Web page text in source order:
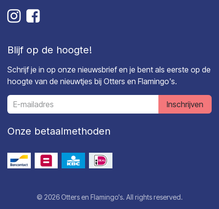
Blijf op de hoogte!
Schrijf je in op onze nieuwsbrief en je bent als eerste op de
hoogte van de nieuwtjes bij Otters en Flamingo's.
Inschrijven
Onze betaalmethoden
© 2026 Otters en Flamingo's. All rights reserved.